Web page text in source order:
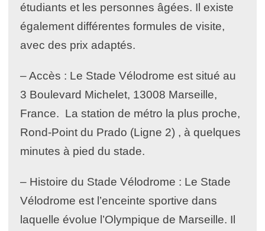
étudiants et les personnes âgées. Il existe
également différentes formules de visite,
avec des prix adaptés.
– Accès : Le Stade Vélodrome est situé au
3 Boulevard Michelet, 13008 Marseille,
France. La station de métro la plus proche,
Rond-Point du Prado (Ligne 2) , à quelques
minutes à pied du stade.
– Histoire du Stade Vélodrome : Le Stade
Vélodrome est l’enceinte sportive dans
laquelle évolue l’Olympique de Marseille. Il